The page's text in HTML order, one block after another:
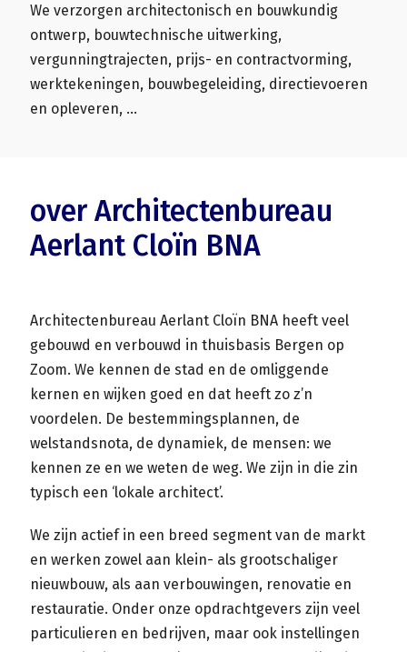
We verzorgen architectonisch en bouwkundig
ontwerp, bouwtechnische uitwerking,
vergunningtrajecten, prijs- en contractvorming,
werktekeningen, bouwbegeleiding, directievoeren
en opleveren, …
over Architectenbureau
Aerlant Cloïn BNA
Architectenbureau Aerlant Cloïn BNA heeft veel
gebouwd en verbouwd in thuisbasis Bergen op
Zoom. We kennen de stad en de omliggende
kernen en wijken goed en dat heeft zo z’n
voordelen. De bestemmingsplannen, de
welstandsnota, de dynamiek, de mensen: we
kennen ze en we weten de weg. We zijn in die zin
typisch een ‘lokale architect’.
We zijn actief in een breed segment van de markt
en werken zowel aan klein- als grootschaliger
nieuwbouw, als aan verbouwingen, renovatie en
restauratie. Onder onze opdrachtgevers zijn veel
particulieren en bedrijven, maar ook instellingen